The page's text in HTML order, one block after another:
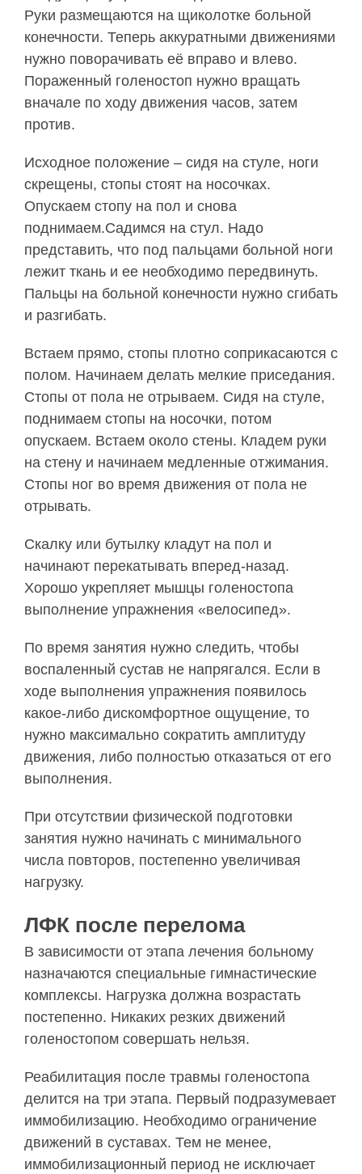
Руки размещаются на щиколотке больной
конечности. Теперь аккуратными движениями
нужно поворачивать её вправо и влево.
Пораженный голеностоп нужно вращать
вначале по ходу движения часов, затем
против.
Исходное положение – сидя на стуле, ноги
скрещены, стопы стоят на носочках.
Опускаем стопу на пол и снова
поднимаем.Садимся на стул. Надо
представить, что под пальцами больной ноги
лежит ткань и ее необходимо передвинуть.
Пальцы на больной конечности нужно сгибать
и разгибать.
Встаем прямо, стопы плотно соприкасаются с
полом. Начинаем делать мелкие приседания.
Стопы от пола не отрываем. Сидя на стуле,
поднимаем стопы на носочки, потом
опускаем. Встаем около стены. Кладем руки
на стену и начинаем медленные отжимания.
Стопы ног во время движения от пола не
отрывать.
Скалку или бутылку кладут на пол и
начинают перекатывать вперед-назад.
Хорошо укрепляет мышцы голеностопа
выполнение упражнения «велосипед».
По время занятия нужно следить, чтобы
воспаленный сустав не напрягался. Если в
ходе выполнения упражнения появилось
какое-либо дискомфортное ощущение, то
нужно максимально сократить амплитуду
движения, либо полностью отказаться от его
выполнения.
При отсутствии физической подготовки
занятия нужно начинать с минимального
числа повторов, постепенно увеличивая
нагрузку.
ЛФК после перелома
В зависимости от этапа лечения больному
назначаются специальные гимнастические
комплексы. Нагрузка должна возрастать
постепенно. Никаких резких движений
голеностопом совершать нельзя.
Реабилитация после травмы голеностопа
делится на три этапа. Первый подразумевает
иммобилизацию. Необходимо ограничение
движений в суставах. Тем не менее,
иммобилизационный период не исключает